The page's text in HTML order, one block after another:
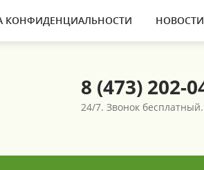
КОНФИДЕНЦИАЛЬНОСТИ НОВОСТИ
8 (473) 202-
24/7. Звонок бесплатный.